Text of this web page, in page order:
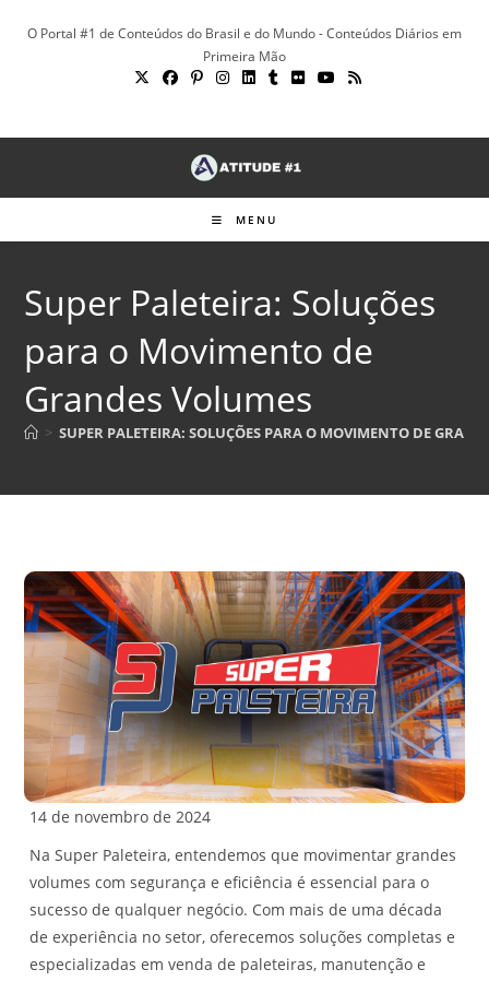
paraO Portal #1 de Conteúdos do Brasil e do Mundo - Conteúdos Diários em
Primeira Mão
MENU
Super Paleteira: Soluções
para o Movimento de
Grandes Volumes
> SUPER PALETEIRA: SOLUÇÕES PARA O MOVIMENTO DE
14 de novembro de 2024
Na Super Paleteira, entendemos que movimentar grandes
volumes com segurança e eficiência é essencial para o
sucesso de qualquer negócio. Com mais de uma década
de experiência no setor, oferecemos soluções completas e
especializadas em venda de paleteiras, manutenção e